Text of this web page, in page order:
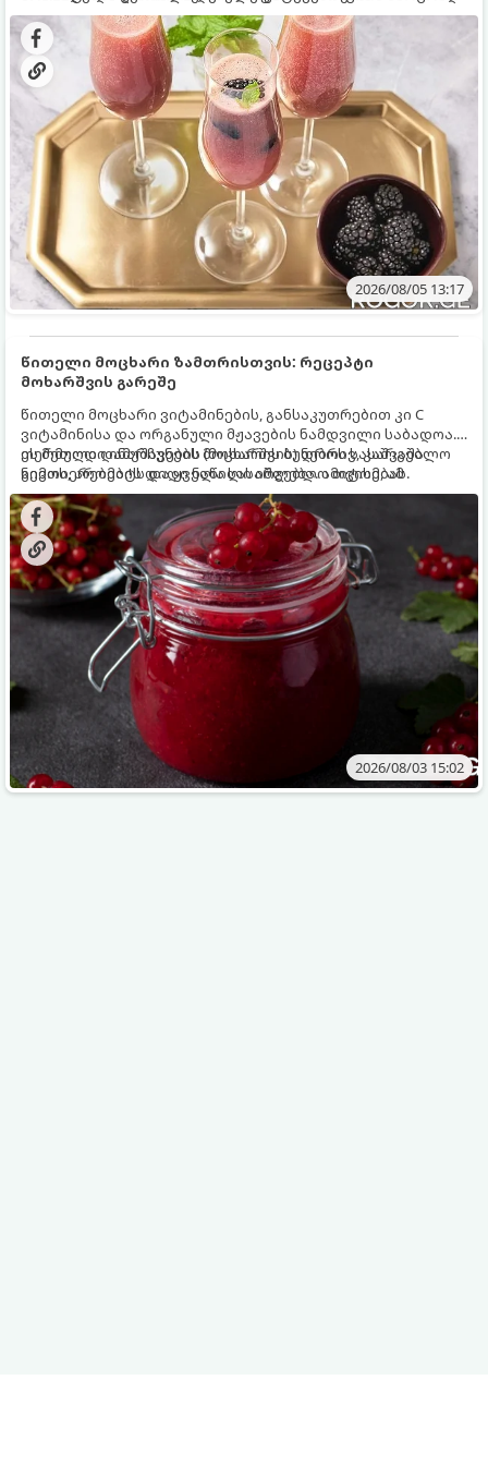
დახვეწილ და მაგრილებელ კოქტეილს.
2026/08/05 13:17
წითელი მოცხარი ზამთრისთვის: რეცეპტი
მოხარშვის გარეშე
წითელი მოცხარი ვიტამინების, განსაკუთრებით კი C
ვიტამინისა და ორგანული მჟავების ნამდვილი საბადოა.
თერმული დამუშავების (მოხარშვის) დროს სასარგებლო
ნივთიერებების დიდი ნაწილი იშლება. ამიტომ, ამ
კენკრის ზამთრისთვის შესანახად საუკეთესო გზა
„ცოცხალი ჯემის“ მომზადებაა - მოხარშვის გარეშე.
ეს მეთოდი ინარჩუნებს მოცხარის ბუნებრივ, კაშკაშა
გემოს, არომატს და ყველა სასარგებლო თვისებას.
2026/08/03 15:02